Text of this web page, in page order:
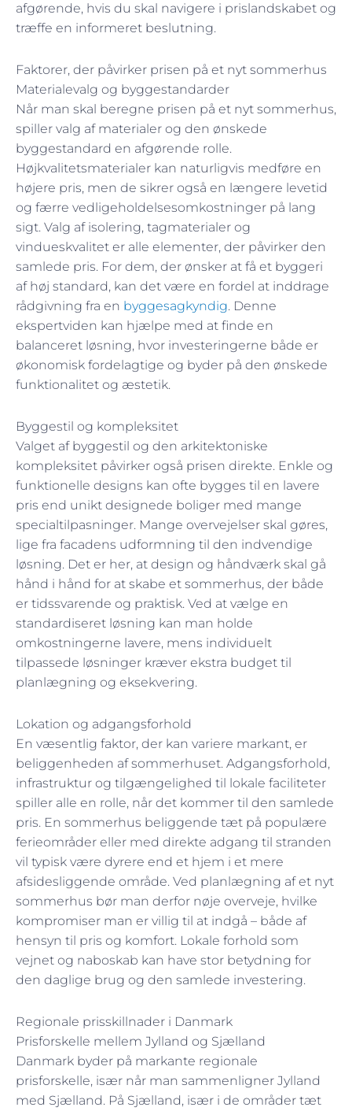
afgørende, hvis du skal navigere i prislandskabet og
træffe en informeret beslutning.
Faktorer, der påvirker prisen på et nyt sommerhus
Materialevalg og byggestandarder
Når man skal beregne prisen på et nyt sommerhus,
spiller valg af materialer og den ønskede
byggestandard en afgørende rolle.
Højkvalitetsmaterialer kan naturligvis medføre en
højere pris, men de sikrer også en længere levetid
og færre vedligeholdelsesomkostninger på lang
sigt. Valg af isolering, tagmaterialer og
vindueskvalitet er alle elementer, der påvirker den
samlede pris. For dem, der ønsker at få et byggeri
af høj standard, kan det være en fordel at inddrage
rådgivning fra en byggesagkyndig. Denne
ekspertviden kan hjælpe med at finde en
balanceret løsning, hvor investeringerne både er
økonomisk fordelagtige og byder på den ønskede
funktionalitet og æstetik.
Byggestil og kompleksitet
Valget af byggestil og den arkitektoniske
kompleksitet påvirker også prisen direkte. Enkle og
funktionelle designs kan ofte bygges til en lavere
pris end unikt designede boliger med mange
specialtilpasninger. Mange overvejelser skal gøres,
lige fra facadens udformning til den indvendige
løsning. Det er her, at design og håndværk skal gå
hånd i hånd for at skabe et sommerhus, der både
er tidssvarende og praktisk. Ved at vælge en
standardiseret løsning kan man holde
omkostningerne lavere, mens individuelt
tilpassede løsninger kræver ekstra budget til
planlægning og eksekvering.
Lokation og adgangsforhold
En væsentlig faktor, der kan variere markant, er
beliggenheden af sommerhuset. Adgangsforhold,
infrastruktur og tilgængelighed til lokale faciliteter
spiller alle en rolle, når det kommer til den samlede
pris. En sommerhus beliggende tæt på populære
ferieområder eller med direkte adgang til stranden
vil typisk være dyrere end et hjem i et mere
afsidesliggende område. Ved planlægning af et nyt
sommerhus bør man derfor nøje overveje, hvilke
kompromiser man er villig til at indgå – både af
hensyn til pris og komfort. Lokale forhold som
vejnet og naboskab kan have stor betydning for
den daglige brug og den samlede investering.
Regionale prisskillnader i Danmark
Prisforskelle mellem Jylland og Sjælland
Danmark byder på markante regionale
prisforskelle, især når man sammenligner Jylland
med Sjælland. På Sjælland, især i de områder tæt